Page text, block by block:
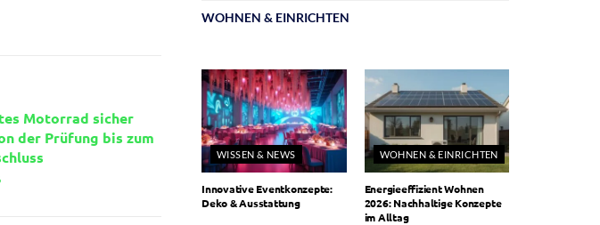
Motorrad sicher
der Prüfung bis zum
WOHNEN & EINRICHTEN
WISSEN & NEWS
Innovative Eventkonzepte:
Deko & Ausstattung
WOHNEN & EINRICHTEN
Energieeffizient Wohnen
2026: Nachhaltige Konzepte
im Alltag